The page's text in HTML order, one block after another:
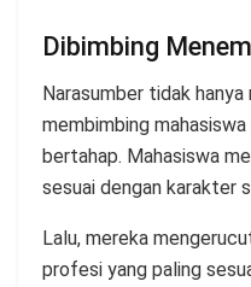
Dibimbing
Narasumber tidak
membimbing
bertahap. Mahasiswa
sesuai dengan karakter
Lalu, mereka
profesi yang paling